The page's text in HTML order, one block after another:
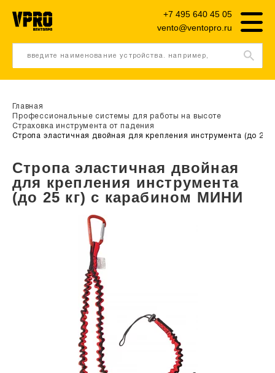
введите наименование устройства. например,
трипод
vento@ventopro.ru
+7 495 640 45 05
Главная
Профессиональные системы для работы на высоте
Страховка инструмента от падения
Стропа эластичная двойная для крепления инструмента (до
Стропа эластичная двойная
для крепления инструмента
(до 25 кг) с карабином МИНИ